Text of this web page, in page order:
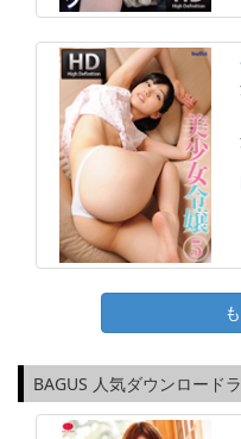
BAGUS 人気ダウンロード